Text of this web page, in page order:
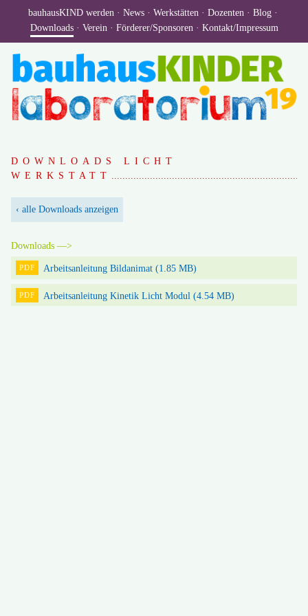
bauhausKIND werden News Werkstätten Dozenten
Blog
Downloads
Verein Förderer/​​Sponsoren Kontakt/​Impressum
DOWNLOADS LICHT
WERKSTATT
‹ alle Downloads anzeigen
Downloads
PDF Arbeitsanleitung Bildanimat (1.85 MB)
PDF Arbeitsanleitung Kinetik Licht Modul (4.54 MB)